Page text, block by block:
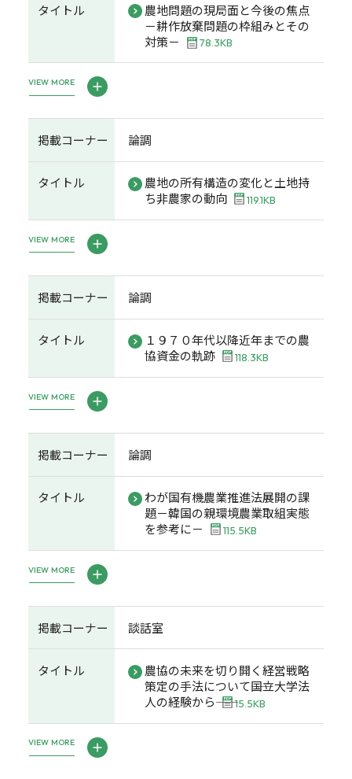
タイトル
農地問題の現局面と今後の焦点
－耕作放棄問題の枠組みとその
対策－
78.3KB
VIEW MORE
掲載コーナー 論調
タイトル
農地の所有構造の変化と土地持
ち非農家の動向
119.1KB
VIEW MORE
掲載コーナー 論調
タイトル
１９７０年代以降近年までの農
協資金の軌跡
118.3KB
VIEW MORE
掲載コーナー 論調
タイトル
わが国有機農業推進法展開の課
題－韓国の親環境農業取組実態
を参考に－
115.5KB
VIEW MORE
掲載コーナー 談話室
タイトル
農協の未来を切り開く経営戦略
策定の手法について――国立大学法
人の経験から――
15.5KB
VIEW MORE